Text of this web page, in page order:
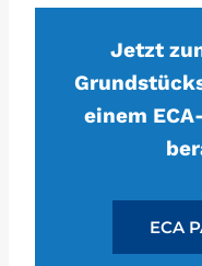
Jetzt
einem
ECA